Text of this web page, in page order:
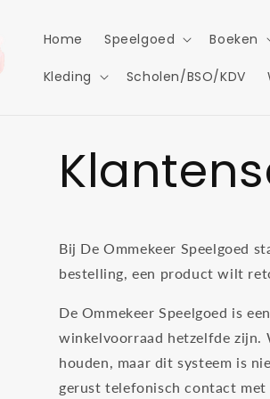
Home Speelgoed Boeken
Kleding Scholen/BSO/KDV
Bij De Ommekeer Speelgoed
bestelling, een product wilt
De Ommekeer Speelgoed is
winkelvoorraad hetzelfde zijn.
houden, maar dit systeem is
gerust telefonisch contact